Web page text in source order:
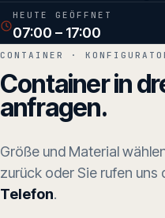
HEUTE GEÖFFNET
07:00 – 17:00
CONTAINER ·
Container in
anfragen.
Größe und Material
zurück oder Sie rufen uns
Telefon.